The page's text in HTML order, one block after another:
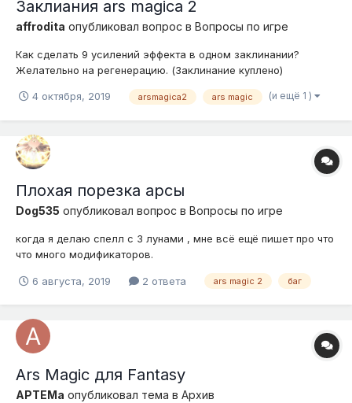
Заклиания ars magica 2
affrodita опубликовал вопрос в Вопросы по игре
Как сделать 9 усилений эффекта в одном заклинании?
Желательно на регенерацию. (Заклинание куплено)
4 октября, 2019 arsmagica2 ars magic (и ещё 1 )
Плохая порезка арсы
Dog535 опубликовал вопрос в Вопросы по игре
когда я делаю спелл с 3 лунами , мне всё ещё пишет про что
что много модификаторов.
6 августа, 2019 2 ответа ars magic 2 баг
Ars Magic для Fantasy
APTEMa опубликовал тема в Архив